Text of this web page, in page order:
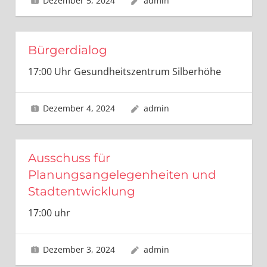
Bürgerdialog
17:00 Uhr Gesundheitszentrum Silberhöhe
Dezember 4, 2024 admin
Ausschuss für
Planungsangelegenheiten und
Stadtentwicklung
17:00 uhr
Dezember 3, 2024 admin